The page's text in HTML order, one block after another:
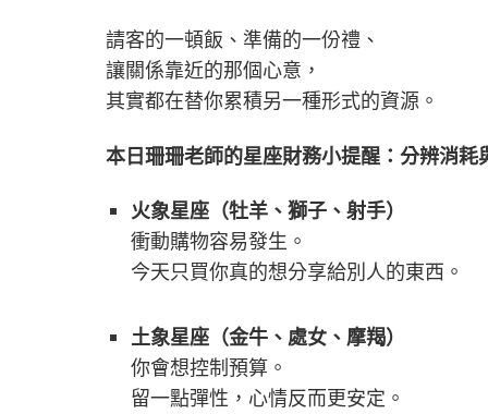
請客的一頓飯、準備的一份禮、
讓關係靠近的那個心意，
其實都在替你累積另一種形式的資源。
本日珊珊老師的星座財務小提醒：分辨消耗
火象星座（牡羊、獅子、射手）
衝動購物容易發生。
今天只買你真的想分享給別人的東西。
土象星座（金牛、處女、摩羯）
你會想控制預算。
留一點彈性，心情反而更安定。